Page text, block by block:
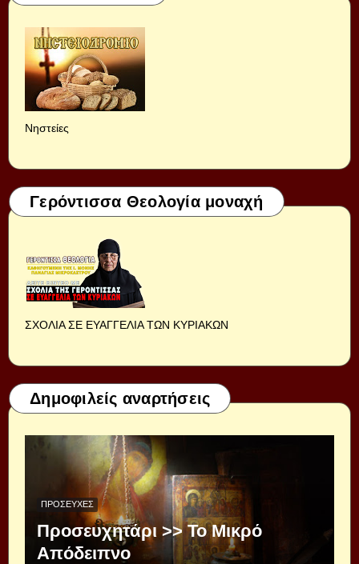
Νηστείες
Γερόντισσα Θεολογία μοναχή
ΣΧΟΛΙΑ ΣΕ ΕΥΑΓΓΕΛΙΑ ΤΩΝ ΚΥΡΙΑΚΩΝ
Δημοφιλείς αναρτήσεις
ΠΡΟΣΕΥΧΈΣ
Προσευχητάρι >> Το Μικρό
Απόδειπνο